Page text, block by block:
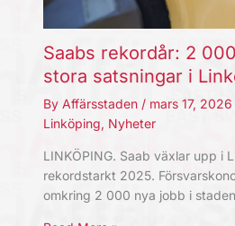
Saabs rekordår: 2
stora satsningar i
By Affärsstaden / mars 17, 2026
Linköping, Nyheter
LINKÖPING. Saab växlar upp i
rekordstarkt 2025.
omkring 2 000 nya jobb i